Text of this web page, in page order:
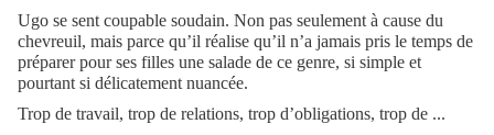
Ugo se sent coupable soudain. Non pas seulement à cause du
chevreuil, mais parce qu’il réalise qu’il n’a jamais pris le temps de
préparer pour ses filles une salade de ce genre, si simple et
pourtant si délicatement nuancée.
Trop de travail, trop de relations, trop d’obligations, trop de ...